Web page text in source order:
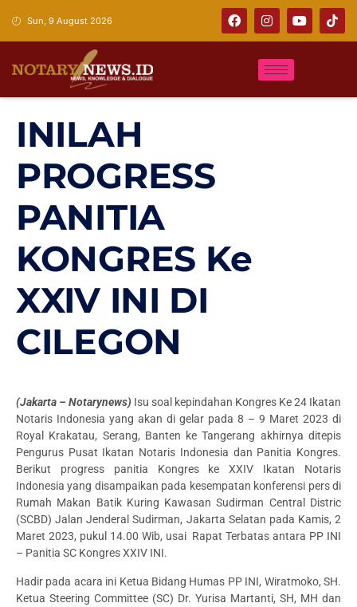
Sun, 9 August 2026
INILAH
PROGRESS
PANITIA
KONGRES Ke
XXIV INI DI
CILEGON
(Jakarta – Notarynews) Isu soal kepindahan Kongres Ke 24 Ikatan
Notaris Indonesia yang akan di gelar pada 8 – 9 Maret 2023 di
Royal Krakatau, Serang, Banten ke Tangerang akhirnya ditepis
Pengurus Pusat Ikatan Notaris Indonesia dan Panitia Kongres.
Berikut progress panitia Kongres ke XXIV Ikatan Notaris
Indonesia yang disampaikan pada kesempatan konferensi pers di
Rumah Makan Batik Kuring Kawasan Sudirman Central Distric
(SCBD) Jalan Jenderal Sudirman, Jakarta Selatan pada Kamis, 2
Maret 2023, pukul 14.00 Wib, usai Rapat Terbatas antara PP INI
– Panitia SC Kongres XXIV INI.
Hadir pada acara ini Ketua Bidang Humas PP INI, Wiratmoko, SH.
Ketua Steering Committee (SC) Dr. Yurisa Martanti, SH, MH dan